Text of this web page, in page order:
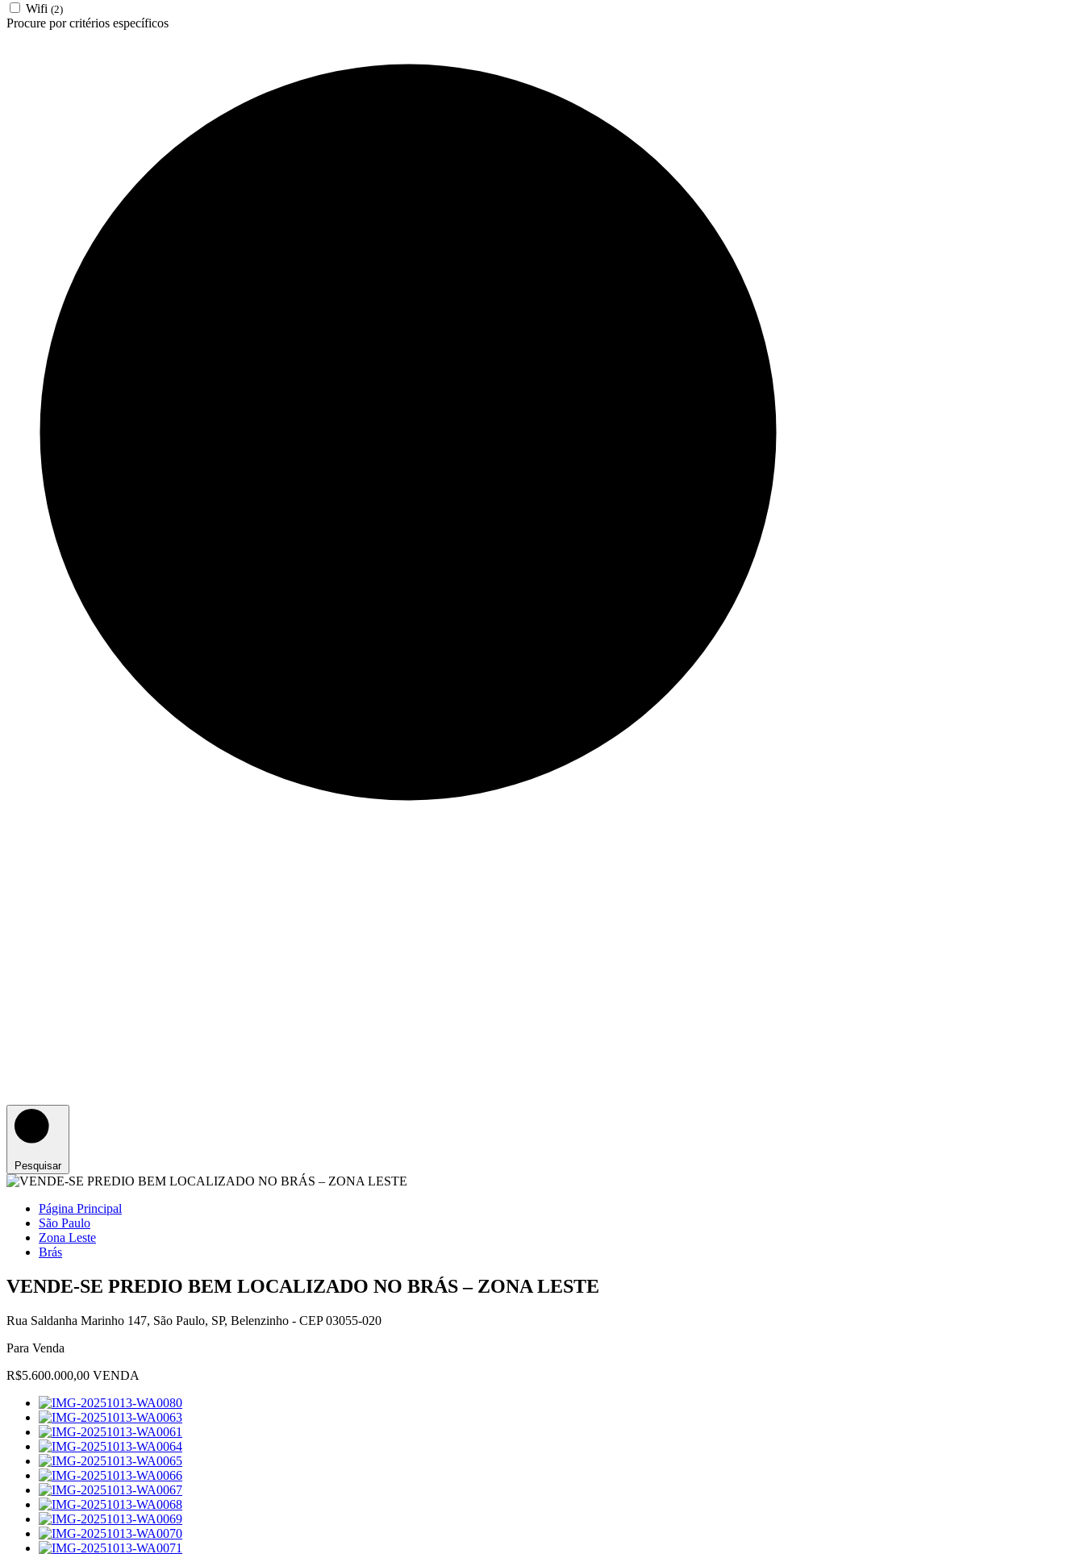
Wifi (2)
Procure por critérios específicos
Pesquisar
Página Principal
São Paulo
Zona Leste
Brás
VENDE-SE PREDIO BEM LOCALIZADO NO BRÁS – ZONA LESTE
Rua Saldanha Marinho 147, São Paulo, SP, Belenzinho - CEP 03055-020
Para Venda
R$5.600.000,00 VENDA